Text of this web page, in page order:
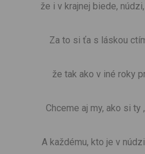
že i v krajnej biede,
Za to si ťa s láskou
že tak ako v iné roky
Chceme aj my, ako si
A každému, kto je v